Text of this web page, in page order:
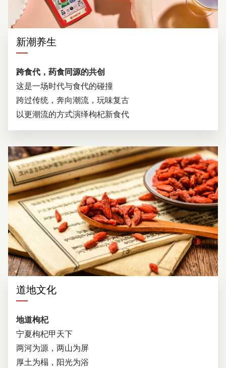
新潮养生
跨食代，药食同源的共创
这是一场时代与食代的碰撞
跨过传统，奔向潮流，玩味复古
以更潮流的方式演绎枸杞新食代
道地文化
地道枸杞
宁夏枸杞甲天下
两河为源，两山为屏
厚土为榻，阳光为浴